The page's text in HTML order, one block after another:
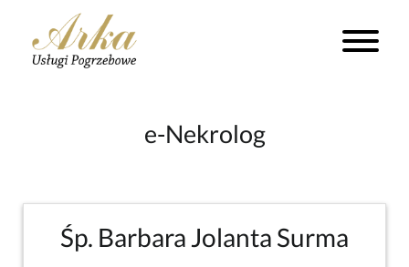
e-Nekrolog
Śp. Barbara Jolanta Surma